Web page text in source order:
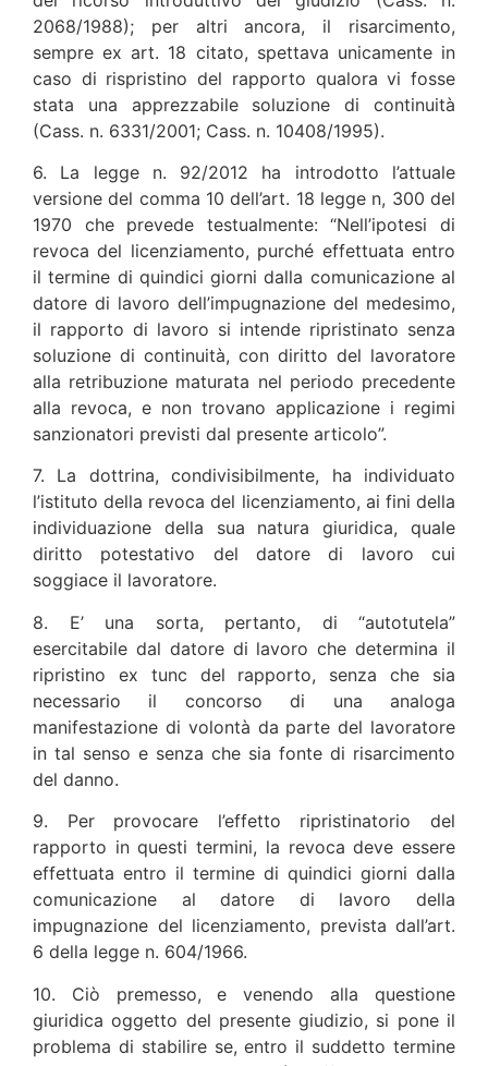
2068/1988); per altri ancora, il risarcimento,
sempre ex art. 18 citato, spettava unicamente in
caso di rispristino del rapporto qualora vi fosse
stata una apprezzabile soluzione di continuità
(Cass. n. 6331/2001; Cass. n. 10408/1995).
6. La legge n. 92/2012 ha introdotto l’attuale
versione del comma 10 dell’art. 18 legge n, 300 del
1970 che prevede testualmente: “Nell’ipotesi di
revoca del licenziamento, purché effettuata entro
il termine di quindici giorni dalla comunicazione al
datore di lavoro dell’impugnazione del medesimo,
il rapporto di lavoro si intende ripristinato senza
soluzione di continuità, con diritto del lavoratore
alla retribuzione maturata nel periodo precedente
alla revoca, e non trovano applicazione i regimi
sanzionatori previsti dal presente articolo”.
7. La dottrina, condivisibilmente, ha individuato
l’istituto della revoca del licenziamento, ai fini della
individuazione della sua natura giuridica, quale
diritto potestativo del datore di lavoro cui
soggiace il lavoratore.
8. E’ una sorta, pertanto, di “autotutela”
esercitabile dal datore di lavoro che determina il
ripristino ex tunc del rapporto, senza che sia
necessario il concorso di una analoga
manifestazione di volontà da parte del lavoratore
in tal senso e senza che sia fonte di risarcimento
del danno.
9. Per provocare l’effetto ripristinatorio del
rapporto in questi termini, la revoca deve essere
effettuata entro il termine di quindici giorni dalla
comunicazione al datore di lavoro della
impugnazione del licenziamento, prevista dall’art.
6 della legge n. 604/1966.
10. Ciò premesso, e venendo alla questione
giuridica oggetto del presente giudizio, si pone il
problema di stabilire se, entro il suddetto termine